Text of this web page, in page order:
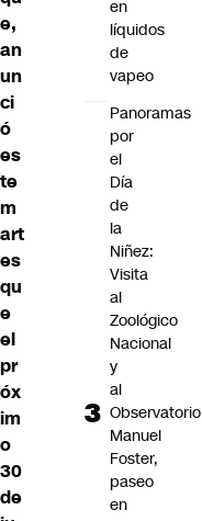
e,
an
un
ci
ó
es
te
m
art
es
qu
e
el
pr
óx
im
o
30
de
en
líquidos
de
vapeo
Panoramas
por
el
Día
de
la
Niñez:
Visita
al
Zoológico
Nacional
y
al
Observatorio
Manuel
Foster,
paseo
en